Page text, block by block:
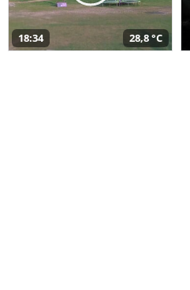
18:34 28,8 °C